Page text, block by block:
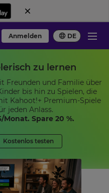
Anmelden DE
zu lernen
Freunden und Familie über
bis hin zu Spielen, die
Kahoot!+ Premium-Spiele
jeden Anlass.
/Monat. Spare 20 %.
Kostenlos testen